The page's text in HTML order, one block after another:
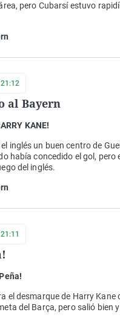
pero Cubarsí estuvo
al Bayern
KANE!
inglés un buen centro de
había concedido el gol, pero
del inglés.
el desmarque de Harry Kane
del Barça, pero salió bien